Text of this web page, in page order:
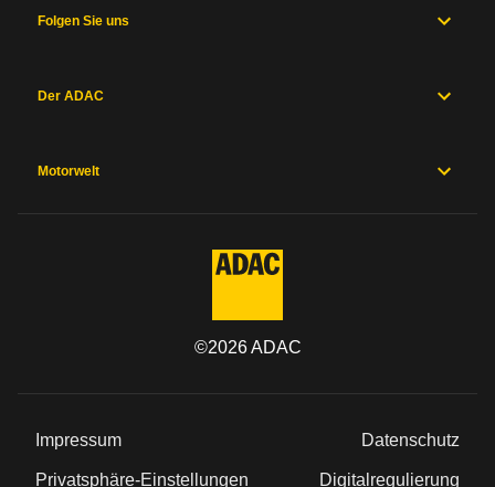
Folgen Sie uns
Der ADAC
Motorwelt
©2026ADAC
Impressum Datenschutz
Privatsphäre-Einstellungen Digitalregulierung